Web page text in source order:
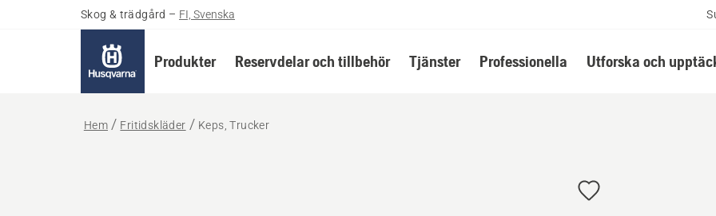
Skog & trädgård – FI, Svenska
Produkter Reservdelar och tillbehör Tjänster Professionella Utforska och
Hem Fritidskläder Keps, Trucker